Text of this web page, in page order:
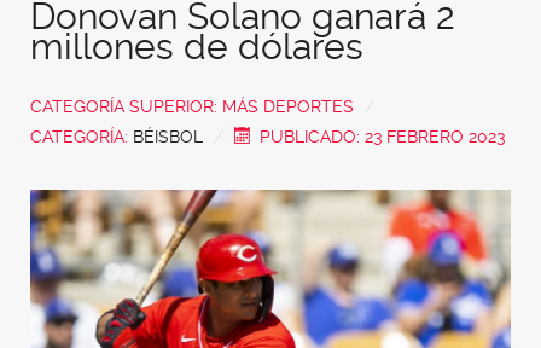
Donovan Solano ganará 2
millones de dólares
CATEGORÍA SUPERIOR: MÁS DEPORTES
CATEGORÍA: BÉISBOL PUBLICADO: 23 FEBRERO 2023